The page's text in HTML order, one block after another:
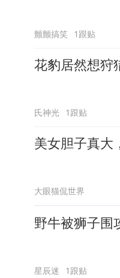
颤颤搞笑 1跟贴
花豹居然想狩
氏神光 1跟贴
美女胆子真大
大眼猫侃世界
野牛被狮子围
星辰迷 1跟贴